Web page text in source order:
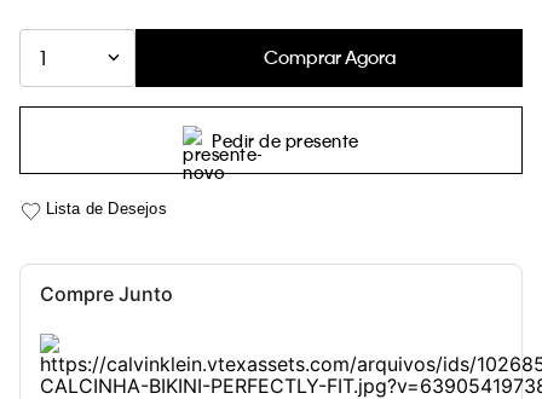
1 Comprar Agora
Pedir de presente
Compre Junto